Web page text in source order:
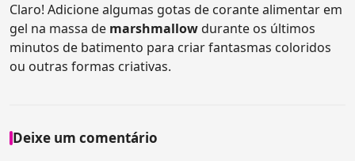
Claro! Adicione algumas gotas de corante alimentar em
gel na massa de marshmallowdurante os últimos
minutos de batimento para criar fantasmas coloridos
ou outras formas criativas.
Deixe um comentário